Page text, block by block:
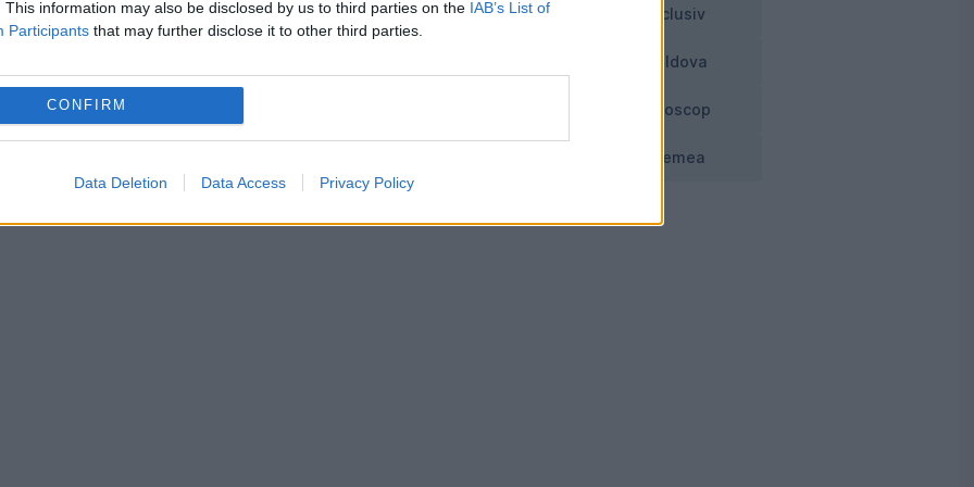
This information may also be disclosed by us to third parties on the IAB’s List of
Participants that may further disclose it to other third parties.
CONFIRM
Data Deletion Data Access Privacy Policy
numai de populaţia ungară, ci şi de toţi cei
imigraţiei ilegale masive, aceia depun eforturi
notează Rador.
Exclusiv
Moldova
Horoscop
Vremea